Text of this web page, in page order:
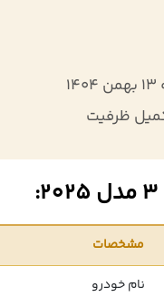
مشخصات
نام خودرو